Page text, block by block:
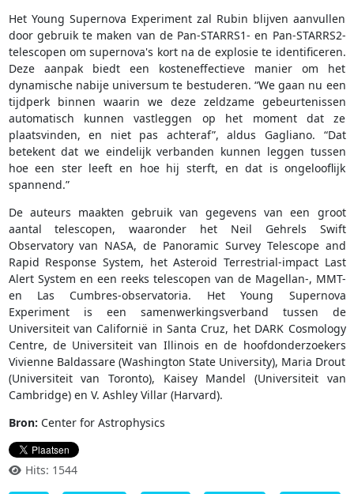
Het Young Supernova Experiment zal Rubin blijven aanvullen
door gebruik te maken van de Pan-STARRS1- en Pan-STARRS2-
telescopen om supernova's kort na de explosie te identificeren.
Deze aanpak biedt een kosteneffectieve manier om het
dynamische nabije universum te bestuderen. “We gaan nu een
tijdperk binnen waarin we deze zeldzame gebeurtenissen
automatisch kunnen vastleggen op het moment dat ze
plaatsvinden, en niet pas achteraf”, aldus Gagliano. “Dat
betekent dat we eindelijk verbanden kunnen leggen tussen
hoe een ster leeft en hoe hij sterft, en dat is ongelooflijk
spannend.”
De auteurs maakten gebruik van gegevens van een groot
aantal telescopen, waaronder het Neil Gehrels Swift
Observatory van NASA, de Panoramic Survey Telescope and
Rapid Response System, het Asteroid Terrestrial-impact Last
Alert System en een reeks telescopen van de Magellan-, MMT-
en Las Cumbres-observatoria. Het Young Supernova
Experiment is een samenwerkingsverband tussen de
Universiteit van Californië in Santa Cruz, het DARK Cosmology
Centre, de Universiteit van Illinois en de hoofdonderzoekers
Vivienne Baldassare (Washington State University), Maria Drout
(Universiteit van Toronto), Kaisey Mandel (Universiteit van
Cambridge) en V. Ashley Villar (Harvard).
Bron: Center for Astrophysics
Hits: 1544